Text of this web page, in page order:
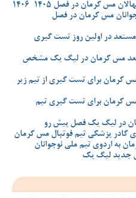
مس کرمان در فصل 1405-1406
مس کرمان در فصل
در اولین روز تست گیری
بعد مس کرمان در لیگ یک مشخص
کرمان برای تست گیری از تیم زیر
مس کرمان برای تست گیری تیم
در لیگ یک فصل پیش رو
کادر پزشکی تیم فوتبال مس کرمان
به اردوی تیم ملی نوجوانان
جدید لیگ یک